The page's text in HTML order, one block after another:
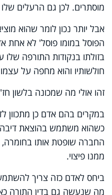
מוסתרים. לכן גם הרעלים
אבל יותר נכון לומר שהוא
הפוסל במומו פוסל' לא אחת
בזולתו בנקודות התורפה שלו
חולשותיו והוא מחפה על
זהו אולי מה שמכונה בלשון
במקרים בהם אדם כן מתכוון
כשהוא משתמש בהוצאת
החברה שופטת אותו
ממנו פיצוי.
ביחס לאדם כזה צריך
מה שנעשה גם בדין התורה